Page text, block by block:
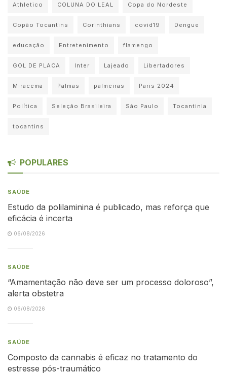
Athletico COLUNA DO LEAL Copa do Nordeste
Copão Tocantins Corinthians covid19 Dengue
educação Entretenimento flamengo
GOL DE PLACA Inter Lajeado Libertadores
Miracema Palmas palmeiras Paris 2024
Política Seleção Brasileira São Paulo Tocantinia
tocantins
POPULARES
SAÚDE
Estudo da polilaminina é publicado, mas reforça que
eficácia é incerta
06/08/2026
SAÚDE
“Amamentação não deve ser um processo doloroso”,
alerta obstetra
06/08/2026
SAÚDE
Composto da cannabis é eficaz no tratamento do
estresse pós-traumático